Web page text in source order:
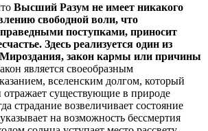
Высший Разум не имеет никакого
свободной воли, что
поступками, приносит
Здесь реализуется один из
закон кармы или причины
является своеобразным
вселенским долгом, который
отражает существующие в природе
страдание возвеличивает состояние
на возможность бессмертия